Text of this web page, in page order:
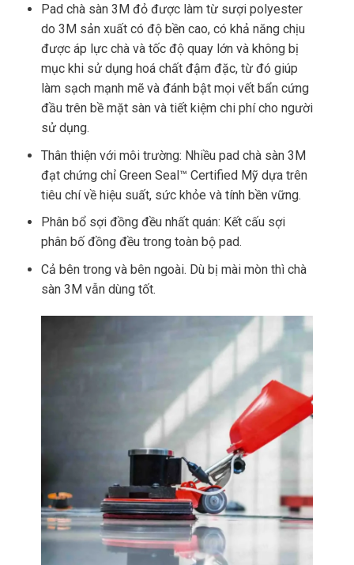
Pad chà sàn 3M đỏ được làm từ sượi polyester
do 3M sản xuất có độ bền cao, có khả năng chịu
được áp lực chà và tốc độ quay lớn và không bị
mục khi sử dụng hoá chất đậm đặc, từ đó giúp
làm sạch mạnh mẽ và đánh bật mọi vết bẩn cứng
đầu trên bề mặt sàn và tiết kiệm chi phí cho người
sử dụng.
Thân thiện với môi trường: Nhiều pad chà sàn 3M
đạt chứng chỉ Green Seal™ Certified Mỹ dựa trên
tiêu chí về hiệu suất, sức khỏe và tính bền vững.
Phân bổ sợi đồng đều nhất quán: Kết cấu sợi
phân bố đồng đều trong toàn bộ pad.
Cả bên trong và bên ngoài. Dù bị mài mòn thì chà
sàn 3M vẫn dùng tốt.